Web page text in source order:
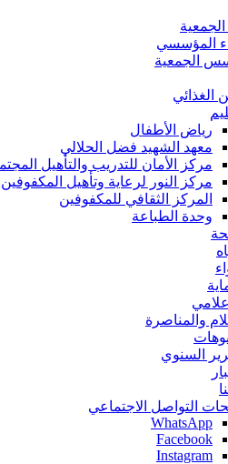
المؤسسي
الجمعية
الغذائي
رياض الأطفال
معهد الشهيد فضل الحلالي
مركز الأمان للتدريب والتأهيل
مركز النور لرعاية وتأهيل المكفوفين
المركز الثقافي للمكفوفين
وحدة الطباعة
والمناصرة
السنوي
التواصل الاجتماعي
WhatsApp
Facebook
Instagram